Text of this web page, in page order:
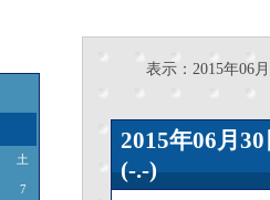
土
7
表示：2015年06月
2015年06
(-.-)